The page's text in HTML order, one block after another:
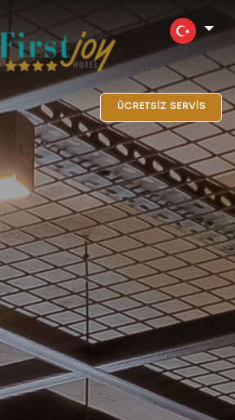
ÜCRETSİZ SERVİS